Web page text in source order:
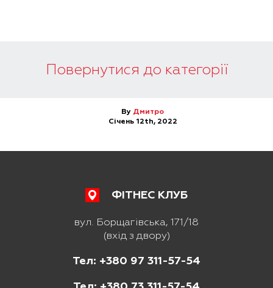
Повернутися до категорії
By Дмитро
Січень 12th, 2022
ФІТНЕС КЛУБ
вул. Борщагівська, 171/18
(вхід з двору)
Тел: +380 97 311-57-54